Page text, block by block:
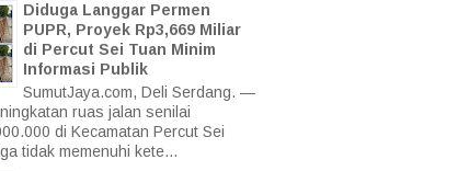
Diduga Langgar Permen
PUPR, Proyek Rp3,669 Miliar
di Percut Sei Tuan Minim
Informasi Publik
SumutJaya.com, Deli Serdang. —
ruas jalan senilai
di Kecamatan Percut Sei
tidak memenuhi kete...